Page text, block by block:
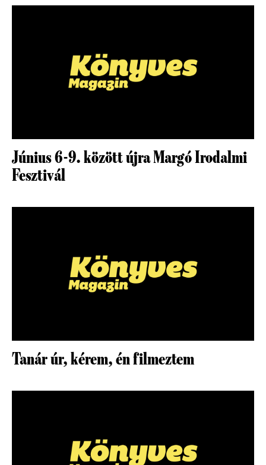
Június 6-9. között újra Margó Irodalmi
Fesztivál
Tanár úr, kérem, én filmeztem